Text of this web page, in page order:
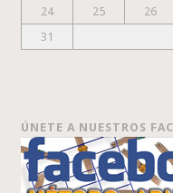
24
25 26
31
ÚNETE A NUESTROS